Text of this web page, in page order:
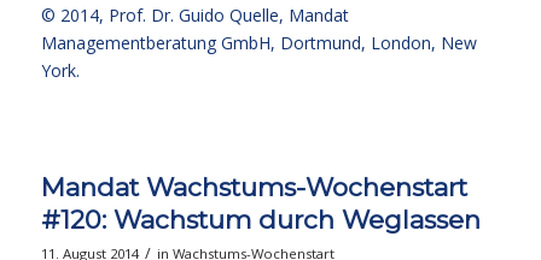
© 2014, Prof. Dr. Guido Quelle, Mandat
Managementberatung GmbH, Dortmund, London, New
York.
Mandat Wachstums-Wochenstart
#120: Wachstum durch Weglassen
11. August 2014 / in Wachstums-Wochenstart